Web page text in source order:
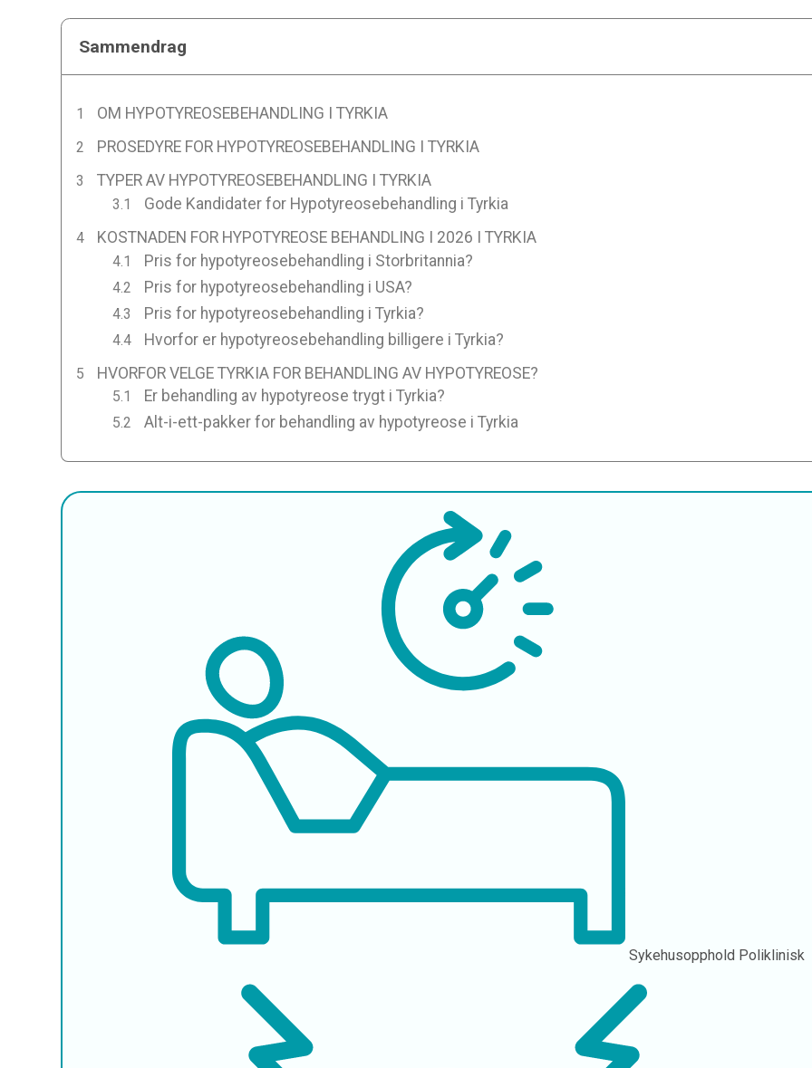
Sammendrag
OM HYPOTYREOSEBEHANDLING I TYRKIA
PROSEDYRE FOR HYPOTYREOSEBEHANDLING I TYRKIA
TYPER AV HYPOTYREOSEBEHANDLING I TYRKIA
Gode Kandidater for Hypotyreosebehandling i Tyrkia
KOSTNADEN FOR HYPOTYREOSE BEHANDLING I 2026 I TYRKIA
Pris for hypotyreosebehandling i Storbritannia?
Pris for hypotyreosebehandling i USA?
Pris for hypotyreosebehandling i Tyrkia?
Hvorfor er hypotyreosebehandling billigere i Tyrkia?
HVORFOR VELGE TYRKIA FOR BEHANDLING AV HYPOTYREOSE?
Er behandling av hypotyreose trygt i Tyrkia?
Alt-i-ett-pakker for behandling av hypotyreose i Tyrkia
Sykehusopphold Poliklinisk